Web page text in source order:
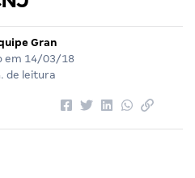
Gran
em 14/03/18
de leitura